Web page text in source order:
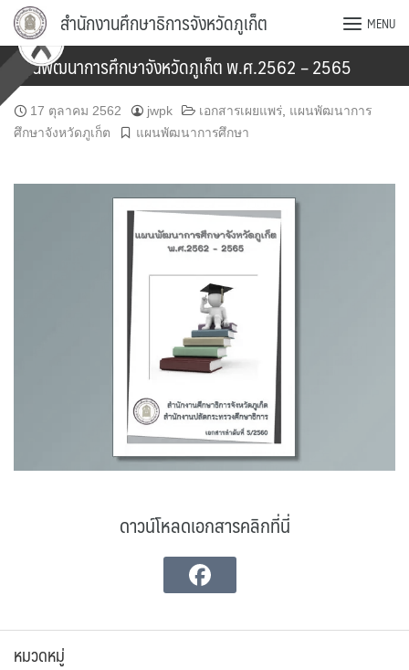
Skip
content
สำนักงานศึกษาธิการจังหวัดภูเก็ต MENU
แผนพัฒนาการศึกษาจังหวัดภูเก็ต พ.ศ.2562 – 2565
17 ตุลาคม 2562 jwpk เอกสารเผยแพร่ แผนพัฒนาการ
ศึกษาจังหวัดภูเก็ต
แผนพัฒนาการศึกษา
ดาวน์โหลดเอกสารคลิกที่นี่
หมวดหมู่